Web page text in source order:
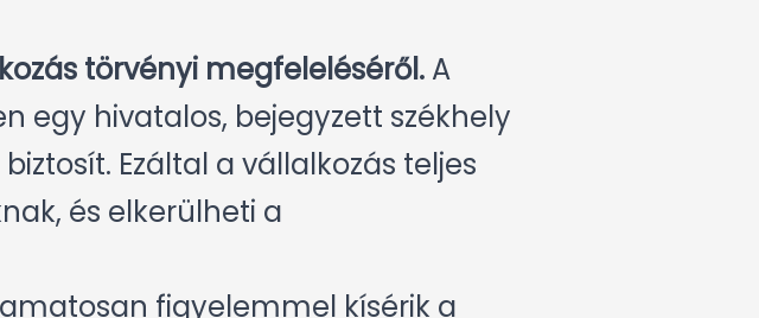
törvényi megfeleléséről.A
egy hivatalos, bejegyzett székhely
Ezáltal a vállalkozás teljes
és elkerülheti a
figyelemmel kísérik a